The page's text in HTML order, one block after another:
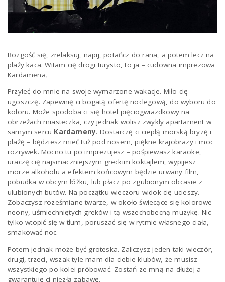
a
i
g
a
t
i
o
n
Rozgość się, zrelaksuj, napij, potańcz do rana, a potem lecz na
plaży kaca. Witam cię drogi turysto, to ja – cudowna imprezowa
Kardamena.
Przyleć do mnie na swoje wymarzone wakacje. Miło cię
ugoszczę. Zapewnię ci bogatą ofertę noclegową, do wyboru do
koloru. Może spodoba ci się hotel pięciogwiazdkowy na
obrzeżach miasteczka, czy jednak wolisz zwykły apartament w
samym sercu Kardameny. Dostarczę ci ciepłą morską bryzę i
plażę – będziesz mieć tuż pod nosem, piękne krajobrazy i moc
rozrywek. Mocno tu po imprezujesz – pośpiewasz karaoke,
uraczę cię najsmaczniejszym greckim koktajlem, wypijesz
morze alkoholu a efektem końcowym będzie urwany film,
pobudka w obcym łóżku, lub płacz po zgubionym obcasie z
ulubionych butów. Na początku wieczoru widok cię ucieszy.
Zobaczysz roześmiane twarze, w około świecące się kolorowe
neony, uśmiechniętych greków i tą wszechobecną muzykę. Nic
tylko wtopić się w tłum, poruszać się w rytmie własnego ciała,
smakować noc.
Potem jednak może być groteska. Zaliczysz jeden taki wieczór,
drugi, trzeci, wszak tyle mam dla ciebie klubów, że musisz
wszystkiego po kolei próbować. Zostań ze mną na dłużej a
gwarantuję ci niezłą zabawę.